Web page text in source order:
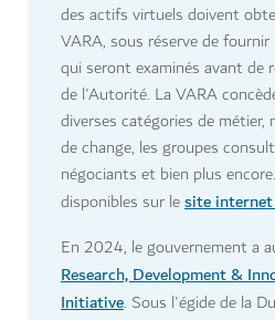
des actifs virtuels doivent
VARA, sous réserve de
qui seront examinés avant de
de l'Autorité. La VARA
diverses catégories de
de change, les groupes
négociants et bien plus
disponibles sur lesite
En 2024, le gouvernement a
Research, Development &
Initiative. Sous l'égide de la